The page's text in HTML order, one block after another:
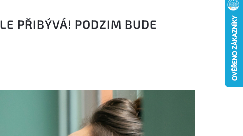
PŘIBÝVÁ! PODZIM BUDE